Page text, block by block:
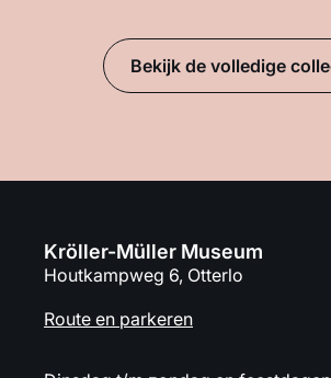
Bekijk de volledige
Kröller-Müller Museum
Houtkampweg 6, Otterlo
Route en parkeren